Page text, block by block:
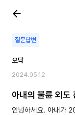
질문답변
오닥
2024.05.12
아내의 불륜 외도
안녕하세요. 아내가